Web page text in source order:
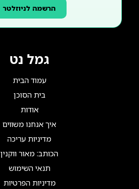
הרשמה לניוזלטר
גמל נט
עמוד הבית
בית הסוכן
אודות
איך אנחנו משווים
מדיניות עריכה
הכותב: מאור ווקנין
תנאי השימוש
מדיניות הפרטיות